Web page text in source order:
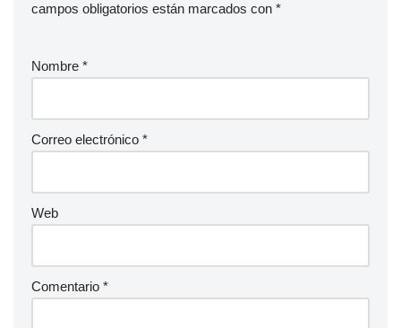
campos obligatorios están marcados con *
Nombre *
Correo electrónico *
Web
Comentario *